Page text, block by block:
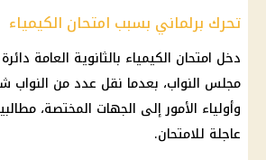
تحرك برلماني بسبب امتحان الكيمياء
دخل امتحان الكيمياء بالثانوية العامة
مجلس النواب، بعدما نقل عدد من النواب
وأولياء الأمور إلى الجهات المختصة،
عاجلة للامتحان.